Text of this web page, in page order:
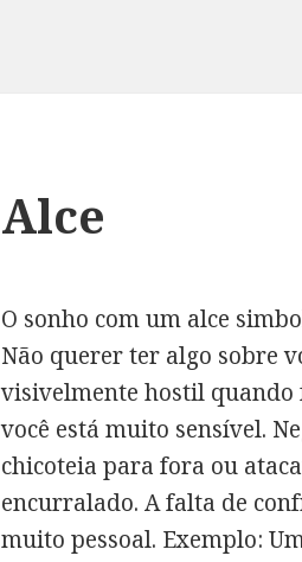
Alce
O sonho com um alce
Não querer ter algo sobre
visivelmente hostil
você está muito sensível.
chicoteia para fora ou
encurralado. A falta de
muito pessoal. Exemplo: